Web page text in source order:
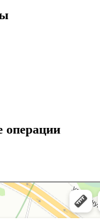
операции
медицинской